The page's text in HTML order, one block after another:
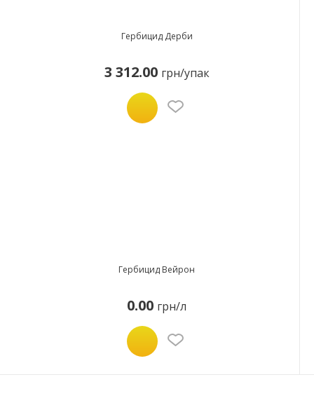
Гербицид Дерби
3 312.00 грн/упак
Гербицид Вейрон
0.00 грн/л